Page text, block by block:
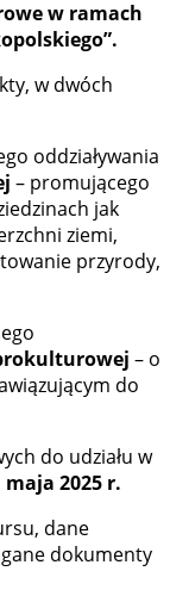
w ramach
w dwóch
oddziaływania
– promującego
jak
ziemi,
przyrody,
– o
do
do udziału w
maja 2025 r.
dane
dokumenty